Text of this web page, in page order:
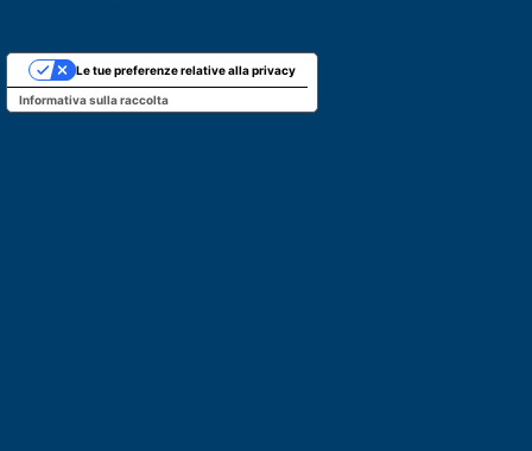
Informativa sulla raccolta
Le tue preferenze relative alla privacy